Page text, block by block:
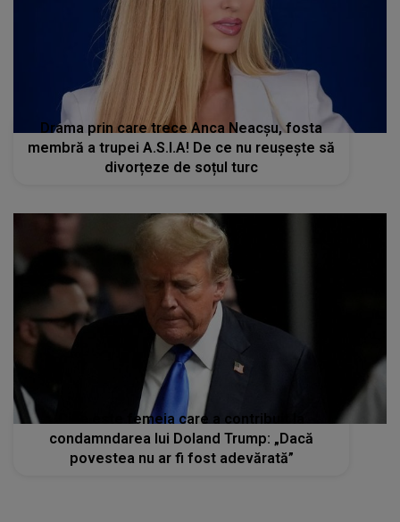
Drama prin care trece Anca Neacșu, fosta
membră a trupei A.S.I.A! De ce nu reușește să
divorțeze de soțul turc
Cine este femeia care a contribuit la
condamndarea lui Doland Trump: „Dacă
povestea nu ar fi fost adevărată”